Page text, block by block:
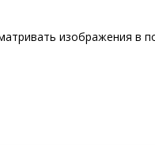
изображения в